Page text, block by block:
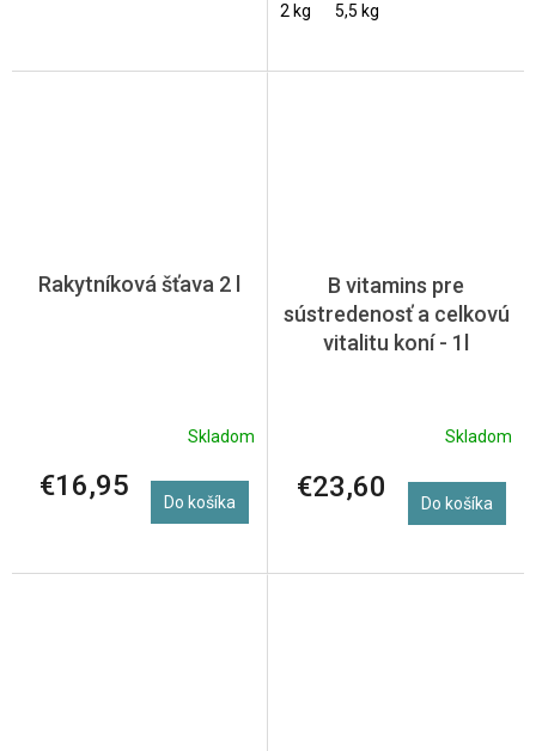
2 kg 5,5 kg
Rakytníková šťava 2 l
Skladom
€16,95 Do košíka
B vitamins pre
sústredenosť a celkovú
vitalitu koní - 1l
Skladom
€23,60 Do košíka